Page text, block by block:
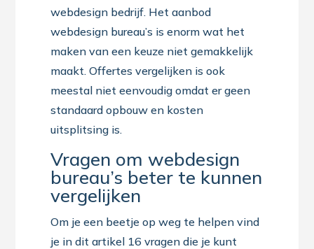
webdesign bedrijf. Het aanbod
webdesign bureau’s is enorm wat het
maken van een keuze niet gemakkelijk
maakt. Offertes vergelijken is ook
meestal niet eenvoudig omdat er geen
standaard opbouw en kosten
uitsplitsing is.
Vragen om webdesign
bureau’s beter te kunnen
vergelijken
Om je een beetje op weg te helpen vind
je in dit artikel 16 vragen die je kunt